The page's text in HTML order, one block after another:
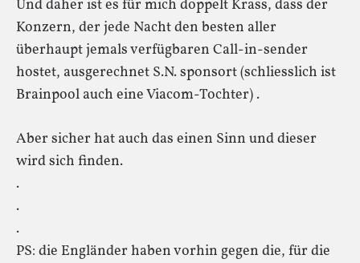
Und daher ist es für mich doppelt Krass, dass der
Konzern, der jede Nacht den besten aller
überhaupt jemals verfügbaren Call-in-sender
hostet, ausgerechnet S.N. sponsort (schliesslich ist
Brainpool auch eine Viacom-Tochter) .
Aber sicher hat auch das einen Sinn und dieser
wird sich finden.
.
.
.
PS: die Engländer haben vorhin gegen die, für die